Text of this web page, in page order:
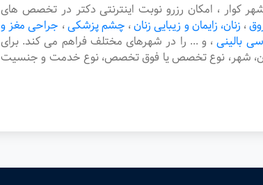
، امکان رزرو نوبت اینترنتی دکتر در تخصص های
، زنان، زایمان و زیبایی زنان، چشم پزشکی، جراحی مغز و
بالینی ، و ... را در شهرهای مختلف فراهم می کند. برای
شهر، نوع تخصص یا فوق تخصص، نوع خدمت و جنسیت